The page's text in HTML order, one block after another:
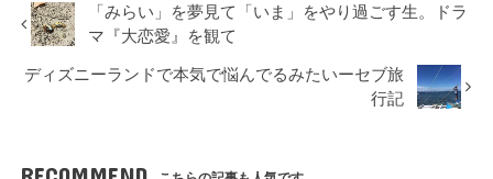
「みらい」を夢見て「いま」をやり過ごす生。ドラ
マ『大恋愛』を観て
ディズニーランドで本気で悩んでるみたいーセブ旅
行記